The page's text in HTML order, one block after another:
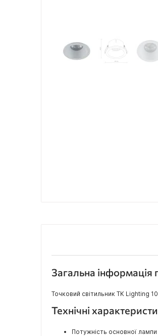
Загальна
Точковий світильник TK Lighting
Технічні
Потужність основної